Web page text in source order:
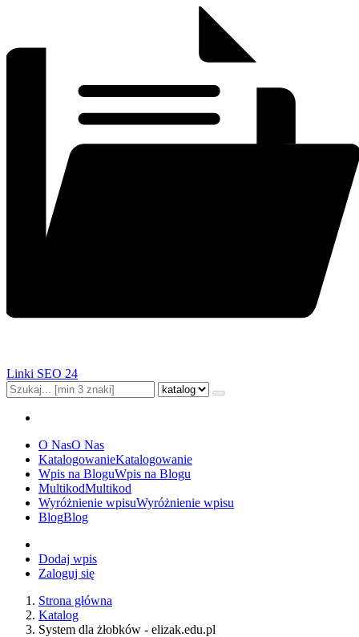
Linki SEO 24
O NasO Nas
KatalogowanieKatalogowanie
Wpis na BloguWpis na Blogu
MultikodMultikod
Wyróżnienie wpisuWyróżnienie wpisu
BlogBlog
Dodaj wpis
Zaloguj się
Strona główna
Katalog
System dla żłobków - elizak.edu.pl